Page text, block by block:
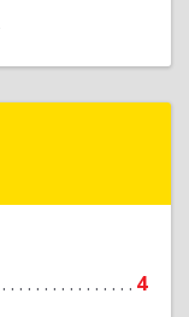
4
Подробнее